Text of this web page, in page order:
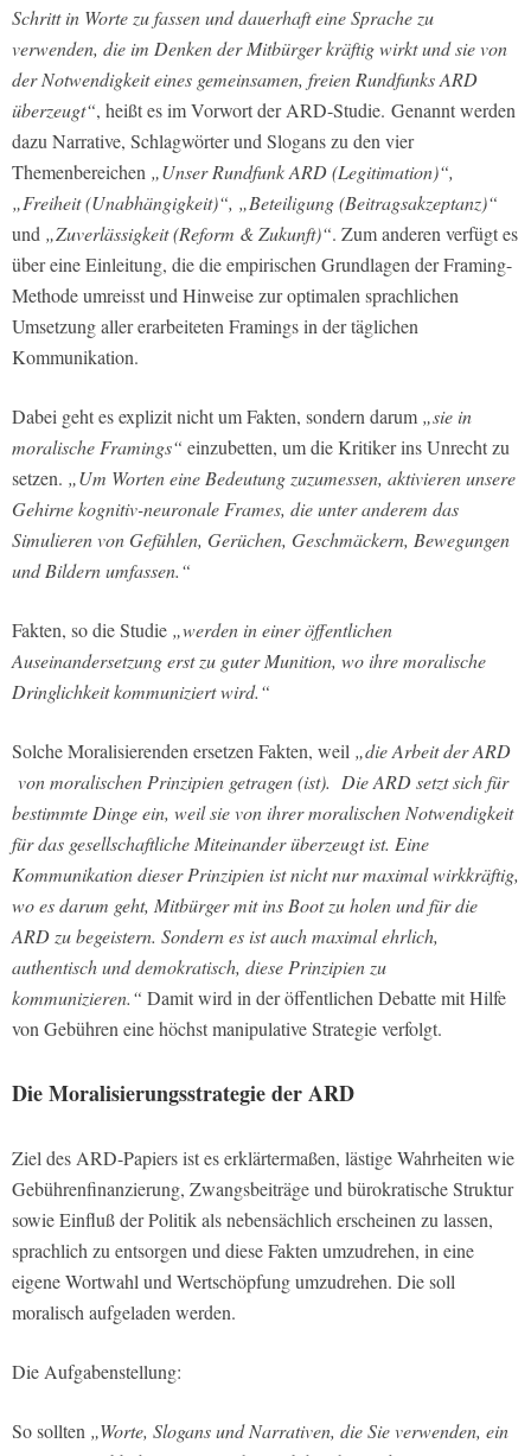
Schritt in Worte zu fassen und dauerhaft eine Sprache zu
verwenden, die im Denken der Mitbürger kräftig wirkt und sie von
der Notwendigkeit eines gemeinsamen, freien Rundfunks ARD
überzeugt“, heißt es im Vorwort der ARD-Studie. Genannt werden
dazu Narrative, Schlagwörter und Slogans zu den vier
Themenbereichen „Unser Rundfunk ARD (Legitimation)“,
„Freiheit (Unabhängigkeit)“, „Beteiligung (Beitragsakzeptanz)“
und „Zuverlässigkeit (Reform & Zukunft)“. Zum anderen verfügt es
über eine Einleitung, die die empirischen Grundlagen der Framing-
Methode umreisst und Hinweise zur optimalen sprachlichen
Umsetzung aller erarbeiteten Framings in der täglichen
Kommunikation.
Dabei geht es explizit nicht um Fakten, sondern darum „sie in
moralische Framings“ einzubetten, um die Kritiker ins Unrecht zu
setzen. „Um Worten eine Bedeutung zuzumessen, aktivieren unsere
Gehirne kognitiv-neuronale Frames, die unter anderem das
Simulieren von Gefühlen, Gerüchen, Geschmäckern, Bewegungen
und Bildern umfassen.“
Fakten, so die Studie „werden in einer öffentlichen
Auseinandersetzung erst zu guter Munition, wo ihre moralische
Dringlichkeit kommuniziert wird.“
Solche Moralisierenden ersetzen Fakten, weil „die Arbeit der ARD
von moralischen Prinzipien getragen (ist). Die ARD setzt sich für
bestimmte Dinge ein, weil sie von ihrer moralischen Notwendigkeit
für das gesellschaftliche Miteinander überzeugt ist. Eine
Kommunikation dieser Prinzipien ist nicht nur maximal wirkkräftig,
wo es darum geht, Mitbürger mit ins Boot zu holen und für die
ARD zu begeistern. Sondern es ist auch maximal ehrlich,
authentisch und demokratisch, diese Prinzipien zu
kommunizieren.“ Damit wird in der öffentlichen Debatte mit Hilfe
von Gebühren eine höchst manipulative Strategie verfolgt.
Die Moralisierungsstrategie der ARD
Ziel des ARD-Papiers ist es erklärtermaßen, lästige Wahrheiten wie
Gebührenfinanzierung, Zwangsbeiträge und bürokratische Struktur
sowie Einfluß der Politik als nebensächlich erscheinen zu lassen,
sprachlich zu entsorgen und diese Fakten umzudrehen, in eine
eigene Wortwahl und Wertschöpfung umzudrehen. Die soll
moralisch aufgeladen werden.
Die Aufgabenstellung:
So sollten „Worte, Slogans und Narrativen, die Sie verwenden, ein